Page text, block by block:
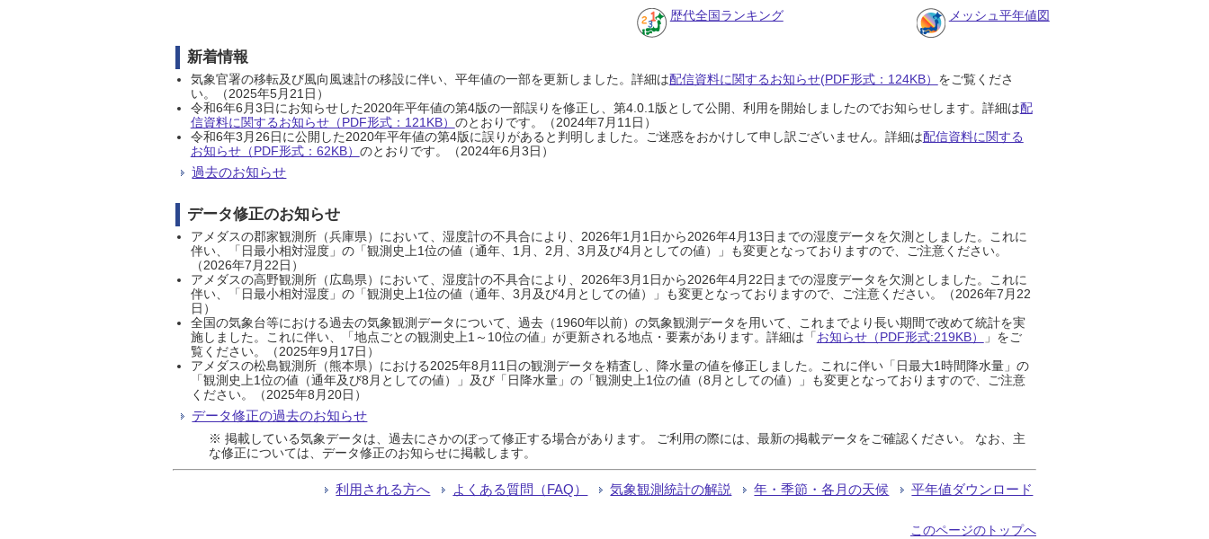
歴代全国ランキング メッシュ平年値図
新着情報
気象官署の移転及び風向風速計の移設に伴い、平年値の一部を更新しました。詳細は配信資料に関するお知らせ(PDF形式：124KB） をご覧くださ
い。（2025年5月21日）
令和6年6月3日にお知らせした2020年平年値の第4版の一部誤りを修正し、第4.0.1版として公開、利用を開始しましたのでお知らせします。詳細は配
信資料に関するお知らせ（PDF形式：121KB） のとおりです。（2024年7月11日）
令和6年3月26日に公開した2020年平年値の第4版に誤りがあると判明しました。ご迷惑をおかけして申し訳ございません。詳細は配信資料に関する
お知らせ（PDF形式：62KB） のとおりです。（2024年6月3日）
過去のお知らせ
データ修正のお知らせ
アメダスの郡家観測所（兵庫県）において、湿度計の不具合により、2026年1月1日から2026年4月13日までの湿度データを欠測としました。これに
伴い、「日最小相対湿度」の「観測史上1位の値（通年、1月、2月、3月及び4月としての値）」も変更となっておりますので、ご注意ください。
（2026年7月22日）
アメダスの高野観測所（広島県）において、湿度計の不具合により、2026年3月1日から2026年4月22日までの湿度データを欠測としました。これに
伴い、「日最小相対湿度」の「観測史上1位の値（通年、3月及び4月としての値）」も変更となっておりますので、ご注意ください。（2026年7月22
日）
全国の気象台等における過去の気象観測データについて、過去（1960年以前）の気象観測データを用いて、これまでより長い期間で改めて統計を実
施しました。これに伴い、「地点ごとの観測史上1～10位の値」が更新される地点・要素があります。詳細は「お知らせ（PDF形式:219KB）
」をご
覧ください。（2025年9月17日）
アメダスの松島観測所（熊本県）における2025年8月11日の観測データを精査し、降水量の値を修正しました。これに伴い「日最大1時間降水量」の
「観測史上1位の値（通年及び8月としての値）」及び「日降水量」の「観測史上1位の値（8月としての値）」も変更となっておりますので、ご注意
ください。（2025年8月20日）
データ修正の過去のお知らせ
※ 掲載している気象データは、過去にさかのぼって修正する場合があります。 ご利用の際には、最新の掲載データをご確認ください。 なお、主
な修正については、データ修正のお知らせに掲載します。
利用される方へ よくある質問（FAQ） 気象観測統計の解説 年・季節・各月の天候 平年値ダウンロード
このページのトップへ